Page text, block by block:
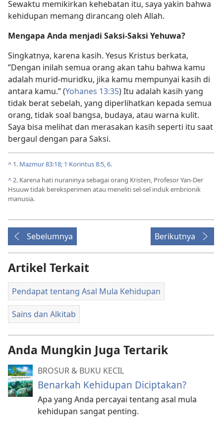
Sewaktu memikirkan kehebatan itu, saya yakin bahwa
kehidupan memang dirancang oleh Allah.
Mengapa Anda menjadi Saksi-Saksi Yehuwa?
Singkatnya, karena kasih. Yesus Kristus berkata,
”Dengan inilah semua orang akan tahu bahwa kamu
adalah murid-muridku, jika kamu mempunyai kasih di
antara kamu.” (Yohanes 13:35) Itu adalah kasih yang
tidak berat sebelah, yang diperlihatkan kepada semua
orang, tidak soal bangsa, budaya, atau warna kulit.
Saya bisa melihat dan merasakan kasih seperti itu saat
bergaul dengan para Saksi.
^ 1. Mazmur 83:18; 1 Korintus 8:5, 6.
^2. Karena hati nuraninya sebagai orang Kristen, Profesor Yan-Der
Hsuuw tidak bereksperimen atau meneliti sel-sel induk embrionik
manusia.
Sebelumnya Berikutnya
Artikel Terkait
Pendapat tentang Asal Mula Kehidupan
Sains dan Alkitab
Anda Mungkin Juga Tertarik
BROSUR & BUKU KECIL
Benarkah Kehidupan Diciptakan?
Apa yang Anda percayai tentang asal mula
kehidupan sangat penting.